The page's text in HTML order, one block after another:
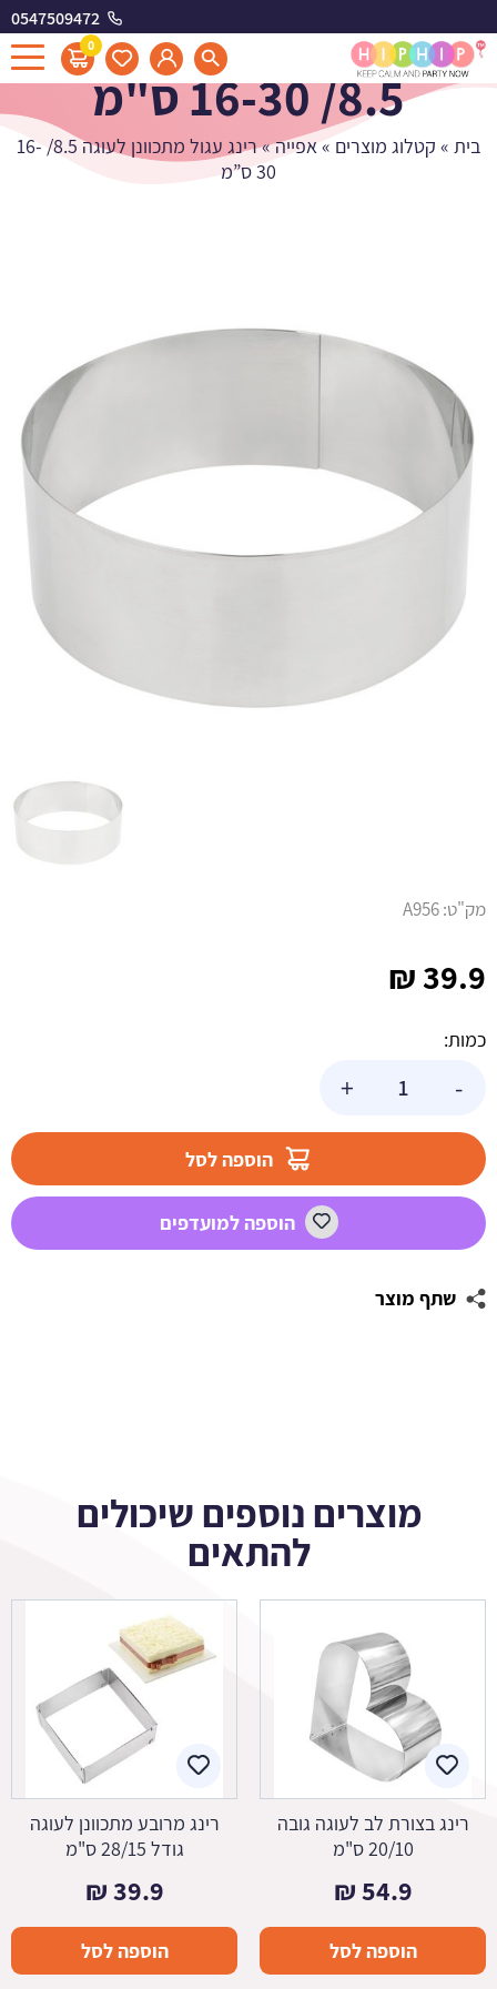
0547509472
0
רינג עגול מתכוונן לעוגה
8.5/ 16-30 ס"מ
בית » קטלוג מוצרים »אפייה»
רינג עגול מתכוונן לעוגה 8.5/ 16-
30 ס”מ
39.9
₪
כמות:
-
לעוגה
16-
ס"מ
+
הוספה לסל
הוספה למועדפים
שתף מוצר
מק"ט:A956
מוצרים נוספים שיכולים
להתאים
רינג בצורת לב לעוגה גובה
20/10 ס"מ
54.9
₪
הוספה לסל
רינג מרובע מתכוונן לעוגה
גודל 28/15 ס"מ
39.9
₪
הוספה לסל